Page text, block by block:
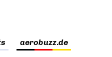
aerobuzz.de